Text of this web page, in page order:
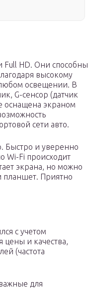
Full HD. Они способны
высокому
освещении. В
G-сенсор (датчик
оснащена экраном
сети авто.
Быстро и уверенно
Wi-Fi происходит
экрана, но можно
планшет. Приятно
с учетом
цены и качества,
(частота
для